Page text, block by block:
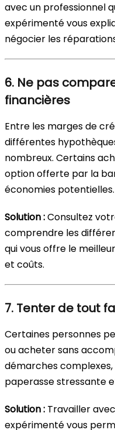
avec un professionnel
expérimenté vous
négocier les
6. Ne pas
financières
Entre les marges de
différentes
nombreux. Certains
option offerte par la
économies potentielles.
Solution :Consultez
comprendre les
qui vous offre le
et coûts.
7. Tenter de tout
Certaines personnes
ou acheter sans
démarches
paperasse stressante
Solution : Travailler
expérimenté vous